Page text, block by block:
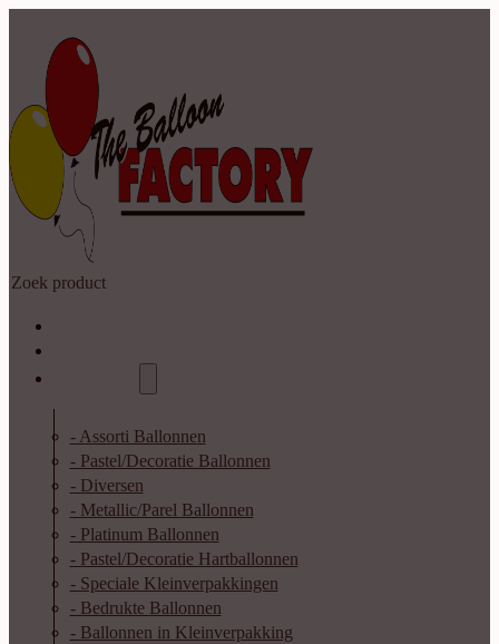
Zoeken
- Assorti Ballonnen
- Pastel/Decoratie Ballonnen
- Diversen
- Metallic/Parel Ballonnen
- Platinum Ballonnen
- Pastel/Decoratie Hartballonnen
- Speciale Kleinverpakkingen
- Bedrukte Ballonnen
- Ballonnen in Kleinverpakking